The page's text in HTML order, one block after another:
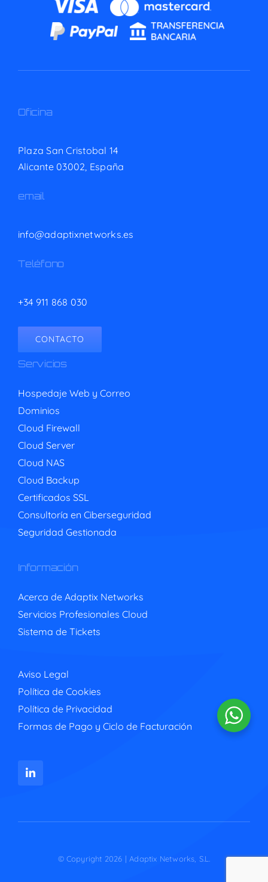
Oficina
Plaza San Cristobal 14
Alicante 03002, España
email
info@adaptixnetworks.es
Teléfono
+34 911 868 030
CONTACTO
Servicios
Hospedaje Web y Correo
Dominios
Cloud Firewall
Cloud Server
Cloud NAS
Cloud Backup
Certificados SSL
Consultoría en Ciberseguridad
Seguridad Gestionada
Información
Acerca de Adaptix Networks
Servicios Profesionales Cloud
Sistema de Tickets
Aviso Legal
Política de Cookies
Política de Privacidad
Formas de Pago y Ciclo de Facturación
© Copyright 2026 | Adaptix Networks, S.L.